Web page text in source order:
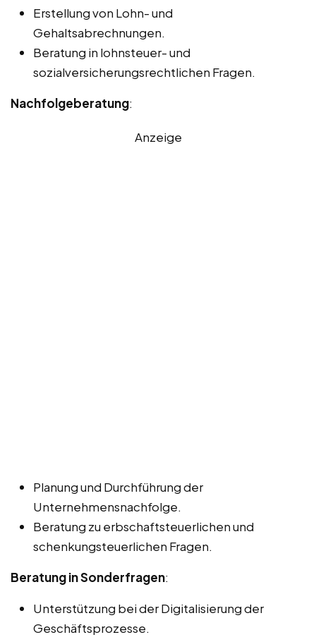
Erstellung von Lohn- und
Gehaltsabrechnungen.
Beratung in lohnsteuer- und
sozialversicherungsrechtlichen Fragen.
Nachfolgeberatung:
Anzeige
Planung und Durchführung der
Unternehmensnachfolge.
Beratung zu erbschaftsteuerlichen und
schenkungsteuerlichen Fragen.
Beratung in Sonderfragen:
Unterstützung bei der Digitalisierung der
Geschäftsprozesse.